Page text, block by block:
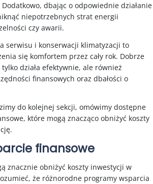
dbając o odpowiednie działanie
niepotrzebnych strat energii
czy awarii.
serwisu i konserwacji klimatyzacji to
się komfortem przez cały rok. Dobrze
działa efektywnie, ale również
finansowych oraz dbałości o
do kolejnej sekcji, omówimy dostępne
które mogą znacząco obniżyć koszty
finansowe
znacznie obniżyć koszty inwestycji w
że różnorodne programy wsparcia